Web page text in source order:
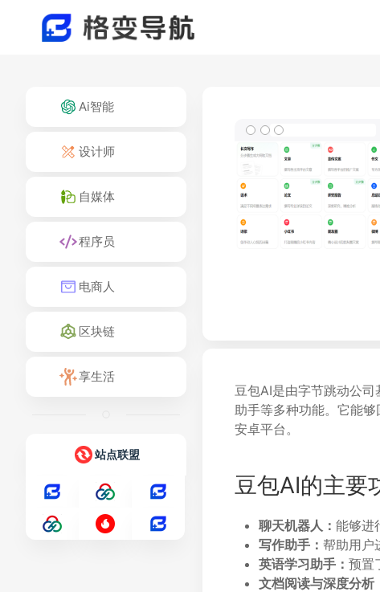
Ai智能
设计师
自媒体
程序员
电商人
区块链
享生活
站点联盟
豆包AI是由字节跳动公
助手等多种功能。它能
安卓平台。
豆包AI的主要
聊天机器人： 能够进
写作助手： 帮助用户
英语学习助手： 预置
文档阅读与深度分析